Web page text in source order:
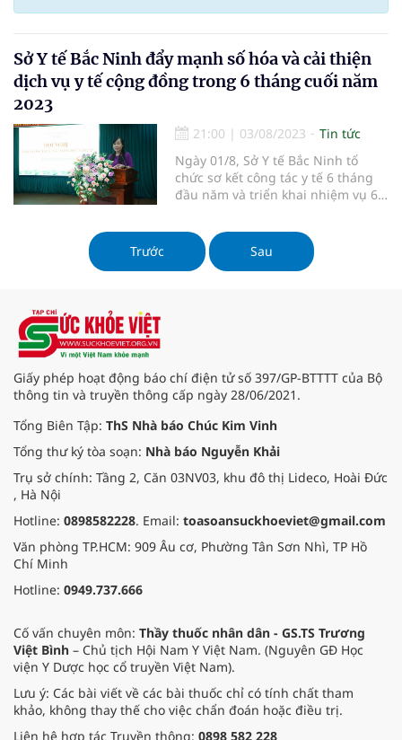
Sở Y tế Bắc Ninh đẩy mạnh số hóa và cải thiện
dịch vụ y tế cộng đồng trong 6 tháng cuối năm
2023
21:00 | 03/08/2023
Tin tức
Ngày 01/8, Sở Y tế Bắc Ninh tổ
chức sơ kết công tác y tế 6 tháng
đầu năm và triển khai nhiệm vụ 6
trì bởi đồng chí Tô Thị Mai Hoa,
Thành viên Ban Thường vụ Đảng
bộ, Bí thư Đảng ủy, Giám đốc Sở Y
Trước Sau
Giấy phép hoạt động báo chí điện tử số 397/GP-BTTTT của Bộ
thông tin và truyền thông cấp ngày 28/06/2021.
Tổng Biên Tập: ThS Nhà báo Chúc Kim Vinh
Tổng thư ký tòa soạn: Nhà báo Nguyễn Khải
Trụ sở chính: Tầng 2, Căn 03NV03, khu đô thị Lideco, Hoài Đức
, Hà Nội
Hotline: 0898582228. Email: toasoansuckhoeviet@gmail.com
Văn phòng TP.HCM: 909 Âu cơ, Phường Tân Sơn Nhì, TP Hồ
Chí Minh
Hotline: 0949.737.666
Cố vấn chuyên môn: Thầy thuốc nhân dân - GS.TS Trương
Việt Bình – Chủ tịch Hội Nam Y Việt Nam. (Nguyên GĐ Học
viện Y Dược học cổ truyền Việt Nam).
Lưu ý: Các bài viết về các bài thuốc chỉ có tính chất tham
khảo, không thay thế cho việc chẩn đoán hoặc điều trị.
Liên hệ hợp tác Truyền thông: 0898 582 228